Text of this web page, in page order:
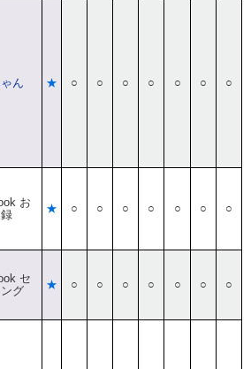
ん ★ ○ ○ ○ ○ ○ ○ ○
お
★ ○ ○ ○ ○ ○ ○ ○
セ
グ
★ ○ ○ ○ ○ ○ ○ ○